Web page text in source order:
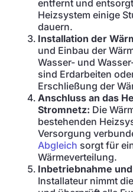
entfernt und
Heizsystem einige
dauern.
Installation der
und Einbau der
Wasser- und
sind Erdarbeiten
Erschließung der
Anschluss an das
Stromnetz: Die
bestehenden
Versorgung
Abgleich sorgt für
Wärmeverteilung.
Inbetriebnahme
Installateur nimmt